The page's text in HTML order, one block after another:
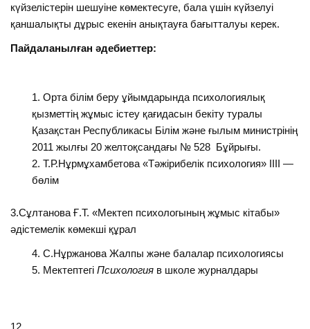
күйзелістерін шешуіне көмектесуге, бала үшін күйзелуі
қаншалықты дұрыс екенін анықтауға бағытталуы керек.
Пайдаланылған әдебиеттер:
Орта білім беру ұйымдарында психологиялық
қызметтің жұмыс істеу қағидасын бекіту туралы
Қазақстан Республикасы Білім және ғылым министрінің
2011 жылғы 20 желтоқсандағы № 528 Бұйрығы.
Т.Р.Нұрмұхамбетова «Тәжірибелік психология» IIII —
бөлім
3.Сұлтанова Ғ.Т. «Мектеп психологының жұмыс кітабы»
әдістемелік көмекші құрал
С.Нұржанова Жалпы және балалар психологиясы
Мектептегі Психология в школе журналдары